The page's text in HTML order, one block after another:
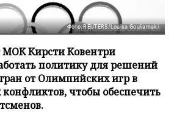
Фото: REUTERS/Louisa Gouliamaki
Кирсти Ковентри
политику для решений
от Олимпийских игр в
чтобы обеспечить